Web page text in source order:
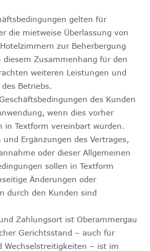
gelten für
die mietweise Überlassung von
zur Beherbergung
diesem Zusammenhang für den
weiteren Leistungen und
Betriebs.
des Kunden
wenn dies vorher
in Textform vereinbart wurden.
und Ergänzungen des Vertrages,
oder dieser Allgemeinen
sollen in Textform
Änderungen oder
durch den Kunden sind
Zahlungsort ist Oberammergau
Gerichtsstand – auch für
Wechselstreitigkeiten – ist im